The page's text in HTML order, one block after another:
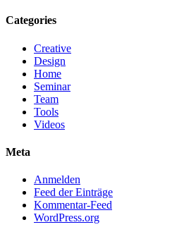
Categories
Creative
Design
Home
Seminar
Team
Tools
Videos
Meta
Anmelden
Feed der Einträge
Kommentar-Feed
WordPress.org